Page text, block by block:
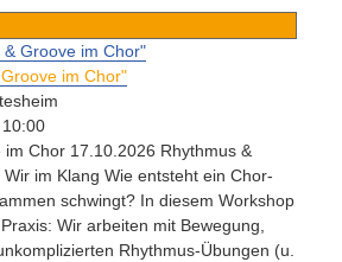
im Chor"
Chor 17.10.2026 Rhythmus &
im Klang Wie entsteht ein Chor-
schwingt? In diesem Workshop
Wir arbeiten mit Bewegung,
Rhythmus-Übungen (u.